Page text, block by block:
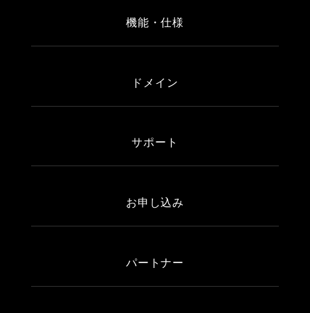
機能・仕様
ドメイン
サポート
お申し込み
パートナー